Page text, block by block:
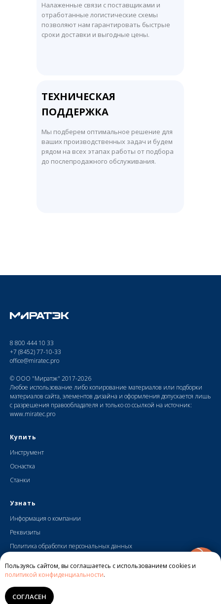
Налаженные связи с поставщиками и
отработанные логистические схемы
позволяют нам гарантировать быстрые
сроки доставки и выгодные цены.
ТЕХНИЧЕСКАЯ
ПОДДЕРЖКА
Мы подберем оптимальное решение для
ваших производственных задач и будем
рядом на всех этапах работы от подбора
до послепродажного обслуживания.
8 800 444 10 33
+7 (8452) 77-10-33
office@miratec.pro
© ООО "Миратэк" 2017-2026
Любое использование либо копирование материалов или подборки
материалов сайта, элементов дизайна и оформления допускается лишь
с разрешения правообладателя и только со ссылкой на источник:
www.miratec.pro
Купить
Инструмент
Оснастка
Станки
Узнать
Информация о компании
Реквизиты
Политика обработки персональных данных
Пользуясь сайтом, вы соглашаетесь с использованием cookies и
политикой конфиденциальности.
СОГЛАСЕН